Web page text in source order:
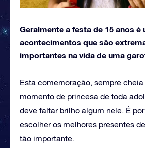
Geralmente a festa de 15 anos é
acontecimentos que são
importantes na vida de uma
Esta comemoração, sempre cheia
momento de princesa de toda
deve faltar brilho algum nele. É
escolher os melhores presentes
tão importante.